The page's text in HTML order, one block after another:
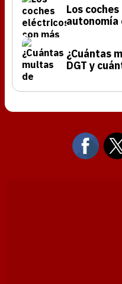
Los
autonomía
¿Cuántas
DGT y